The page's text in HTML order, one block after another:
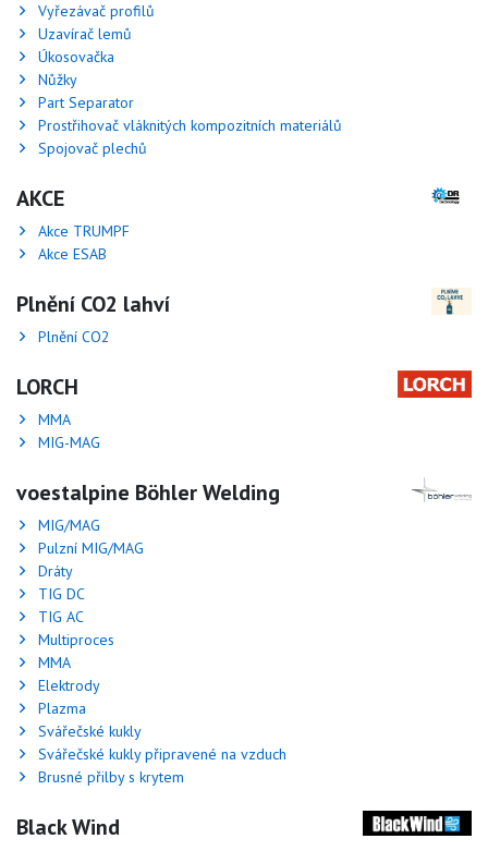
Vyřezávač profilů
Uzavírač lemů
Úkosovačka
Nůžky
Part Separator
Prostřihovač vláknitých kompozitních materiálů
Spojovač plechů
AKCE
Akce TRUMPF
Akce ESAB
Plnění CO2 lahví
Plnění CO2
LORCH
MMA
MIG-MAG
voestalpine Böhler Welding
MIG/MAG
Pulzní MIG/MAG
Dráty
TIG DC
TIG AC
Multiproces
MMA
Elektrody
Plazma
Svářečské kukly
Svářečské kukly připravené na vzduch
Brusné přilby s krytem
Black Wind